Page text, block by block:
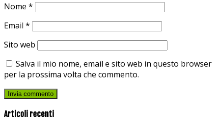
Nome *
Email *
Sito web
Salva il mio nome, email e sito web in questo browser
per la prossima volta che commento.
Articoli recenti